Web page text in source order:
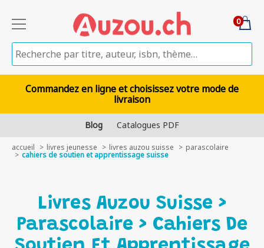
0
Commandez en ligne et choisissez votre mode de
livraison
Blog Catalogues PDF
accueil livres jeunesse livres auzou suisse parascolaire
cahiers de soutien et apprentissage suisse
Livres Auzou Suisse >
Parascolaire > Cahiers De